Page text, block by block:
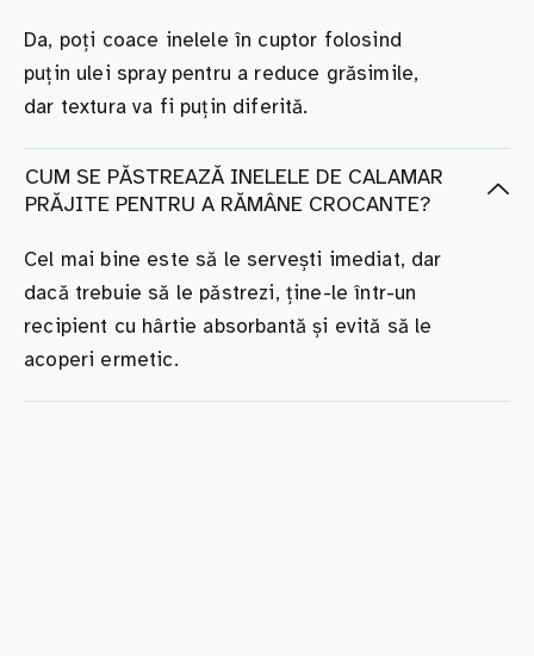
Da, poți coace inelele în cuptor folosind
puțin ulei spray pentru a reduce grăsimile,
dar textura va fi puțin diferită.
CUM SE PĂSTREAZĂ INELELE DE CALAMAR
PRĂJITE PENTRU A RĂMÂNE CROCANTE?
Cel mai bine este să le servești imediat, dar
dacă trebuie să le păstrezi, ține-le într-un
recipient cu hârtie absorbantă și evită să le
acoperi ermetic.